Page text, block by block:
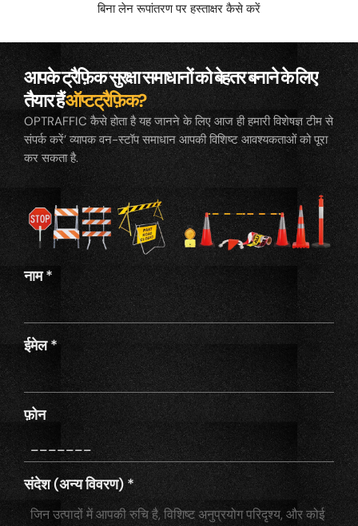
बिना लेन रूपांतरण पर हस्ताक्षर कैसे करें
आपके ट्रैफ़िक सुरक्षा समाधानों को बेहतर बनाने के लिए
तैयार हैंऑप्टट्रैफ़िक?
OPTRAFFIC कैसे होता है यह जानने के लिए आज ही हमारी विशेषज्ञ टीम से
संपर्क करें’ व्यापक वन-स्टॉप समाधान आपकी विशिष्ट आवश्यकताओं को पूरा
कर सकता है.
नाम *
ईमेल *
फ़ोन
संदेश (अन्य विवरण) *